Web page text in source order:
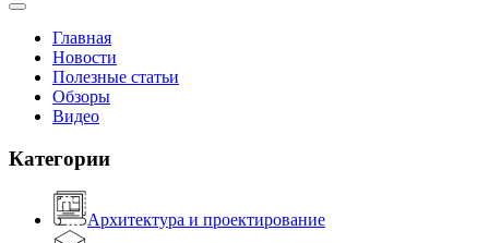
Главная
Новости
Полезные статьи
Обзоры
Видео
Категории
Архитектура и проектирование